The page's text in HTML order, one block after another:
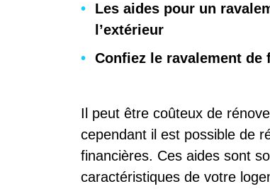
Les aides pour un
l’extérieur
Confiez le ravalement de
Il peut être coûteux de
cependant il est possible de
financières. Ces aides sont
caractéristiques de votre